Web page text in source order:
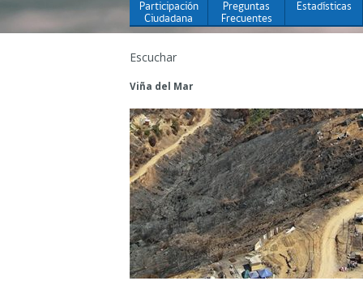
Participación
Ciudadana
Preguntas
Frecuentes
Estadísticas
Escuchar
Viña del Mar